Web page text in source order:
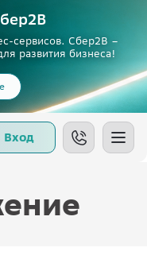
сервисов. Сбер2В –
развития бизнеса!
Вход